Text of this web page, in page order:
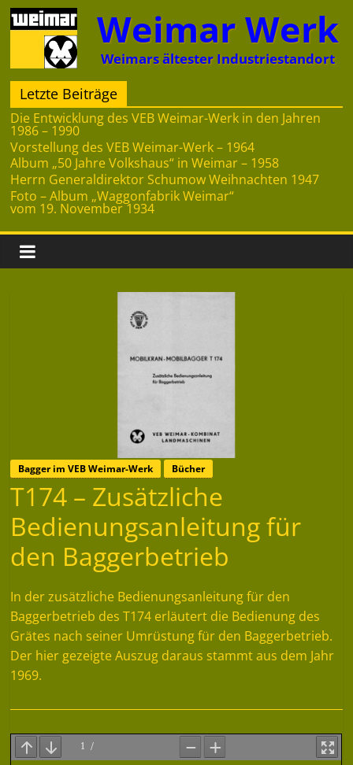
Zum
Inhalt
springen
Weimar Werk
Weimars ältester Industriestandort
Letzte Beiträge
Die Entwicklung des VEB Weimar-Werk in den Jahren
1986 – 1990
Vorstellung des VEB Weimar-Werk – 1964
Album „50 Jahre Volkshaus“ in Weimar – 1958
Herrn Generaldirektor Schumow Weihnachten 1947
Foto – Album „Waggonfabrik Weimar“
vom 19. November 1934
Bagger im VEB Weimar-Werk Bücher
T174 – Zusätzliche
Bedienungsanleitung für
den Baggerbetrieb
In der zusätzliche Bedienungsanleitung für den
Baggerbetrieb des T174 erläutert die Bedienung des
Grätes nach seiner Umrüstung für den Baggerbetrieb.
Der hier gezeigte Auszug daraus stammt aus dem Jahr
1969.